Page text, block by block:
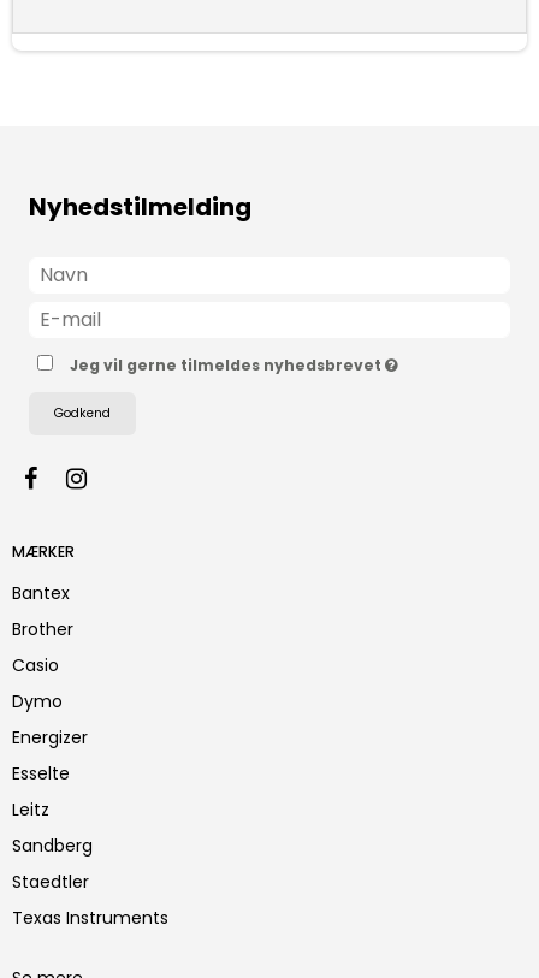
Nyhedstilmelding
Jeg vil gerne tilmeldes nyhedsbrevet
Godkend
MÆRKER
Bantex
Brother
Casio
Dymo
Energizer
Esselte
Leitz
Sandberg
Staedtler
Texas Instruments